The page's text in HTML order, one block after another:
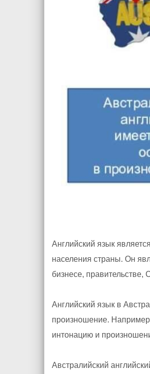
Английский язык
населения страны. Он
бизнесе,
Английский язык в
произношение.
интонацию и
Австралийский